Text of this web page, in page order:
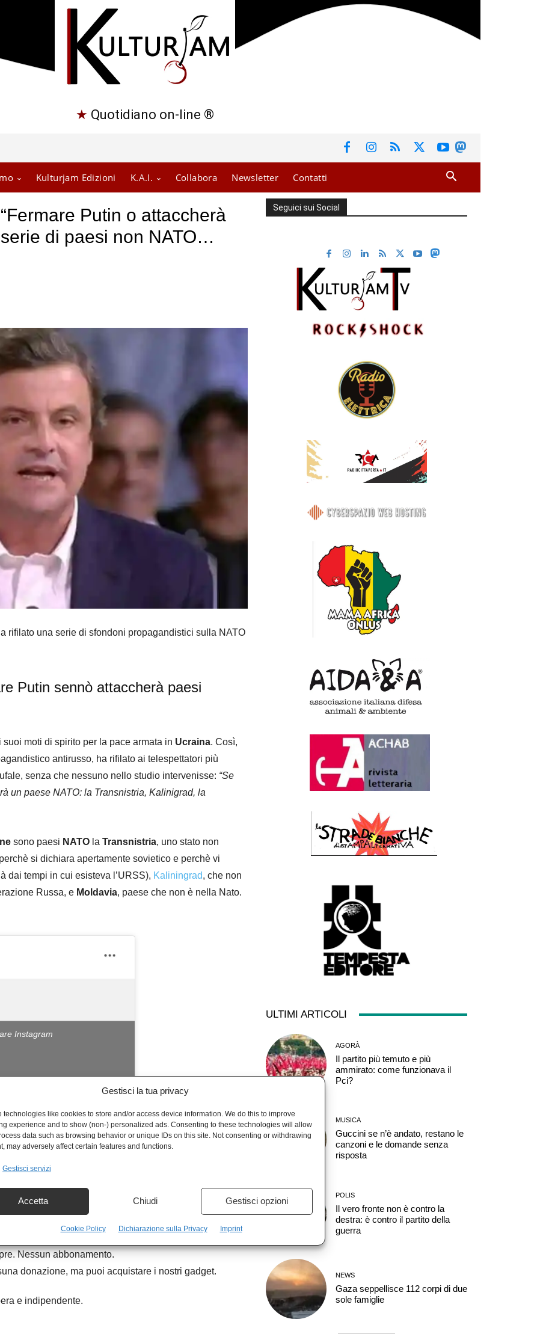
Gestisci la tua privacy
technologies like cookies to store and/or access device information. We do this to improve
experience and to show (non-) personalized ads. Consenting to these technologies will allow
data such as browsing behavior or unique IDs on this site. Not consenting or withdrawing
may adversely affect certain features and functions.
Gestisci servizi
Accetta Chiudi Gestisci opzioni
Cookie Policy Dichiarazione sulla Privacy Imprint
★ Quotidiano on-line ®
Kulturjam Edizioni K.A.I. Collabora Newsletter Contatti
Putin o attaccherà
di paesi non NATO…
rifilato una serie di sfondoni propagandistici sulla NATO
Putin sennò attaccherà paesi
moti di spirito per la pace armata in Ucraina. Così,
antirusso, ha rifilato ai telespettatori più
senza che nessuno nello studio intervenisse: “Se
un paese NATO: la Transnistria, Kalinigrad, la
sono paesi NATO la Transnistria, uno stato non
si dichiara apertamente sovietico e perchè vi
dai tempi in cui esisteva l’URSS), Kaliningrad, che non
Russa, e Moldavia, paese che non è nella Nato.
(@kulturjam.it)
Instagram
finanziamenti, completamente gratuito.
Nessun abbonamento.
donazione, ma puoi acquistare i nostri gadget.
e indipendente.
Seguici sui Social
ULTIMI ARTICOLI
AGORÀ
Il partito più temuto e più
ammirato: come funzionava il
Pci?
MUSICA
Guccini se n’è andato, restano le
canzoni e le domande senza
risposta
POLIS
Il vero fronte non è contro la
destra: è contro il partito della
guerra
NEWS
Gaza seppellisce 112 corpi di due
sole famiglie